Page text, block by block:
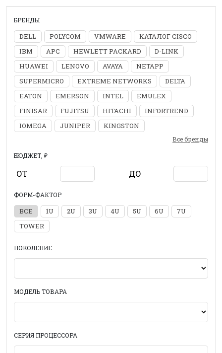
БРЕНДЫ
DELL POLYCOM VMWARE
КАТАЛОГ CISCO
IBM
APC HEWLETT PACKARD
D-LINK
HUAWEI
LENOVO AVAYA
NETAPP
SUPERMICRO
EXTREME NETWORKS
DELTA
EATON
EMERSON INTEL
EMULEX
FINISAR
FUJITSU HITACHI
INFORTREND
IOMEGA
JUNIPER KINGSTON
Все бренды
БЮДЖЕТ, ₽
ОТ ДО
ФОРМ-ФАКТОР
ВСЕ 1U 2U 3U 4U 5U 6U
7U
TOWER
ПОКОЛЕНИЕ
МОДЕЛЬ ТОВАРА
СЕРИЯ ПРОЦЕССОРА